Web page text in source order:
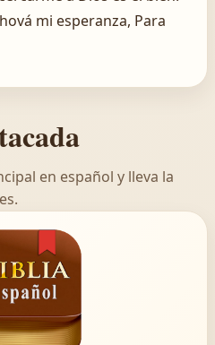
mi esperanza, Para
en español y lleva la